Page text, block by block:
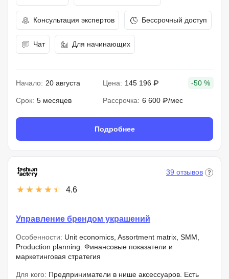
Консультация экспертов Бессрочный доступ
Чат Для начинающих
Начало: 20 августа Цена: 145 196 ₽ -50 %
Срок: 5 месяцев Рассрочка: 6 600 ₽/мес
Подробнее
4.6
39 отзывов
Управление брендом украшений
Особенности: Unit economics, Assortment matrix, SMM,
Production planning. Финансовые показатели и
маркетинговая стратегия
Для кого: Предприниматели в нише аксессуаров. Есть